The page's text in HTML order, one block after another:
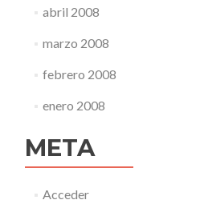
abril 2008
marzo 2008
febrero 2008
enero 2008
META
Acceder